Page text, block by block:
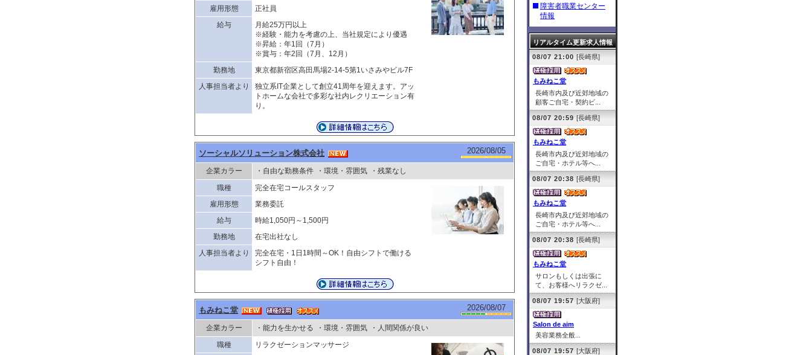
雇用形態
正社員
給与
月給25万円以上
※経験・能力を考慮の上、当社規定により優遇
※昇給：年1回（7月）
※賞与：年2回（7月、12月）
勤務地
東京都新宿区高田馬場2-14-5第1いさみやビル7F
人事担当者より
独立系IT企業として創立41周年を迎えます。アッ
トホームな会社で多彩な社内レクリエーション有
り。
ソーシャルソリューション株式会社 2026/08/05
企業カラー ・自由な勤務条件 ・環境・雰囲気
・残業なし
職種
完全在宅コールスタッフ
雇用形態
業務委託
給与
時給1,050円～1,500円
勤務地
在宅出社なし
人事担当者より
完全在宅・1日1時間～OK！自由シフトで働ける
シフト自由！
もみねこ堂 2026/08/07
企業カラー ・能力を生かせる ・環境・雰囲気
・人間関係が良い
職種
リラクゼーションマッサージ
障害者職業センター
情報
リアルタイム更新求人情報
08/07 21:00 [長崎県]
もみねこ堂
長崎市内及び近郊地域の
顧客ご自宅・契約ビ...
08/07 20:59 [長崎県]
もみねこ堂
長崎市内及び近郊地域の
ご自宅・ホテル等へ...
08/07 20:38 [長崎県]
もみねこ堂
長崎市内及び近郊地域の
ご自宅・ホテル等へ...
08/07 20:38 [長崎県]
もみねこ堂
サロンもしくは出張に
て、お客様へリラクゼ...
08/07 19:57 [大阪府]
Salon de aim
美容業務全般...
08/07 19:57 [大阪府]